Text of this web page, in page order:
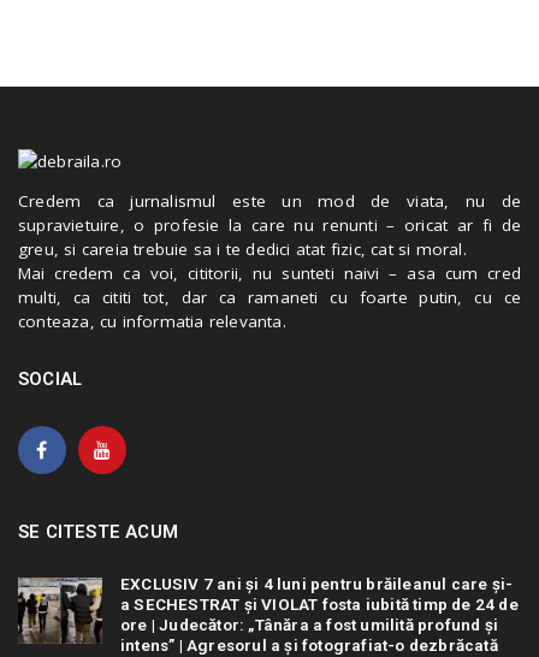
Credem ca jurnalismul este un mod de viata, nu de
supravietuire, o profesie la care nu renunti – oricat ar fi de
greu, si careia trebuie sa i te dedici atat fizic, cat si moral.
Mai credem ca voi, cititorii, nu sunteti naivi – asa cum cred
multi, ca cititi tot, dar ca ramaneti cu foarte putin, cu ce
conteaza, cu informatia relevanta.
SOCIAL
SE CITESTE ACUM
EXCLUSIV 7 ani și 4 luni pentru brăileanul care și-
a SECHESTRAT și VIOLAT fosta iubită timp de 24 de
ore | Judecător: „Tânăra a fost umilită profund și
intens” | Agresorul a și fotografiat-o dezbrăcată